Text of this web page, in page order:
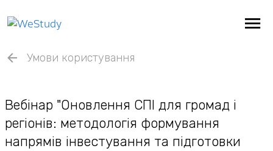
Умови користування
Вебінар "Оновлення СПІ для громад і
регіонів: методологія формування
напрямів інвестування та підготовки